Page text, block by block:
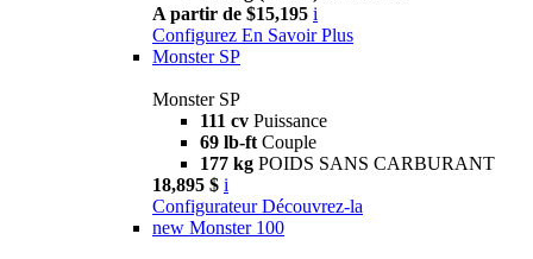
A partir de $15,195 i
Configurez En Savoir Plus
Monster SP
Monster SP
111 cv Puissance
69 lb-ft Couple
177 kg POIDS SANS CARBURANT
18,895 $ i
Configurateur Découvrez-la
new Monster 100